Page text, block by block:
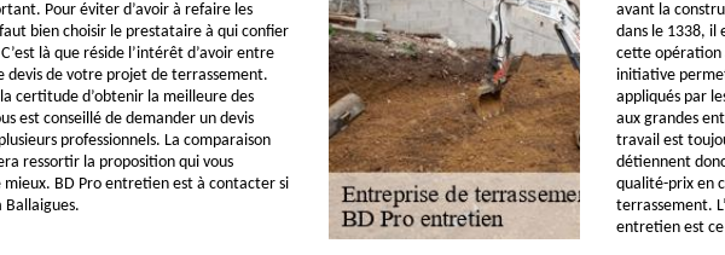
Pour éviter d’avoir à refaire les
bien choisir le prestataire à qui confier
là que réside l’intérêt d’avoir entre
devis de votre projet de terrassement.
certitude d’obtenir la meilleure des
est conseillé de demander un devis
professionnels. La comparaison
ressortir la proposition qui vous
mieux. BD Pro entretien est à contacter si
Ballaigues.
avant la
dans le 1338, il
cette opération
initiative
appliqués par
aux grandes
travail est
détiennent
qualité-prix en
terrassement.
entretien est ce